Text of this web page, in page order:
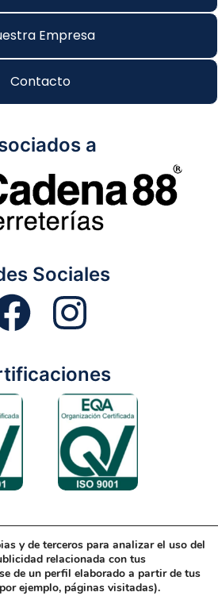
Empresa
Contacto
a
Sociales
Generales
Diseño Web
Política de Gestión
y de terceros para analizar el uso del
relacionada con tus
de un perfil elaborado a partir de tus
ejemplo, páginas visitadas).